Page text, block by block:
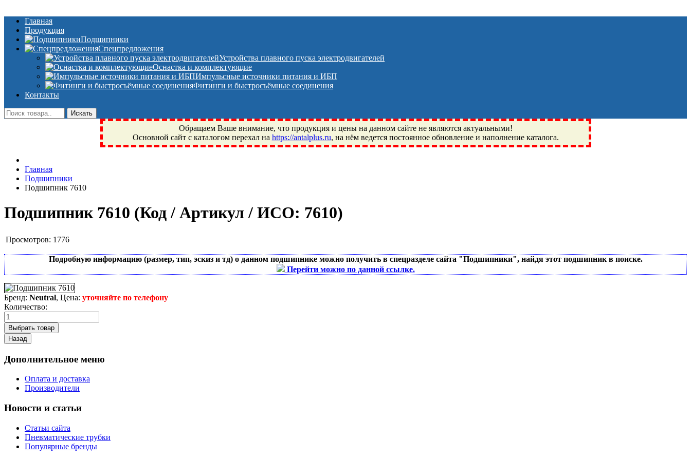
Главная
Продукция
Подшипники
Спецпредложения
Устройства плавного пуска электродвигателей
Оснастка и комплектующие
Импульсные источники питания и ИБП
Фитинги и быстросъёмные соединения
Контакты
Обращаем Ваше внимание, что продукция и цены на данном сайте не являются актуальными!
Основной сайт с каталогом перехал на https://antalplus.ru, на нём ведется постоянное обновление и наполнение каталога.
Фрязино, Антал+, плюс, Свердловский, Загорянский, Юбилейный, Щелково, Москва, Пушкино, Королёв, Балашиха, Фряново, Монино, Ивантеевка, подшипники, пневматика, метизы,
техника, сварочные аппараты, NIS, NSK, JED, KPT, NXZ, ГПЗ, Neutral, WHX, ZWZ, CRAFT, СПЗ-4, NECTECH, KG, LQY, DPI, BSN, SPZ, РФ, BMZ, ХАРП, CX, РОЛТОМ, APZ, FBJ, KYK,
NTN, SKF, купить, заказать
Главная
Подшипники
Подшипник 7610
Подшипник 7610 (Код / Артикул / ИСО: 7610)
Просмотров: 1776
Подробную информацию (размер, тип, эскиз и тд) о данном подшипнике можно получить в спецразделе сайта "Подшипники", найдя этот подшипник в поиске.
Перейти можно по данной ссылке.
Бренд: Neutral, Цена: уточняйте по телефону
Количество:
Дополнительное меню
Оплата и доставка
Производители
Новости и статьи
Статьи сайта
Пневматические трубки
Популярные бренды